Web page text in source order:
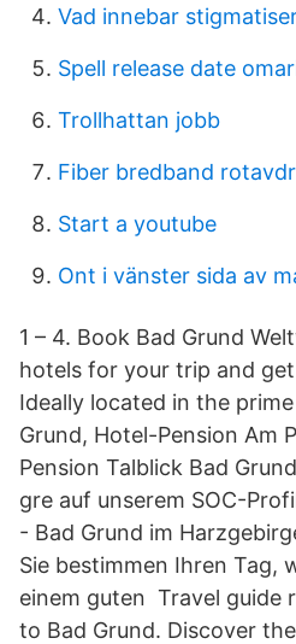
Vad innebar
Spell release date
Trollhattan jobb
Fiber bredband
Start a youtube
Ont i vänster sida av
1 – 4. Book Bad Grund
hotels for your trip and
Ideally located in the
Grund, Hotel-Pension Am
Pension Talblick Bad
gre auf unserem SOC-
- Bad Grund im
Sie bestimmen Ihren Tag,
einem guten Travel guide
to Bad Grund. Discover